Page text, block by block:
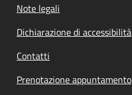
Note legali
Dichiarazione di accessibilità
Contatti
Prenotazione appuntamento